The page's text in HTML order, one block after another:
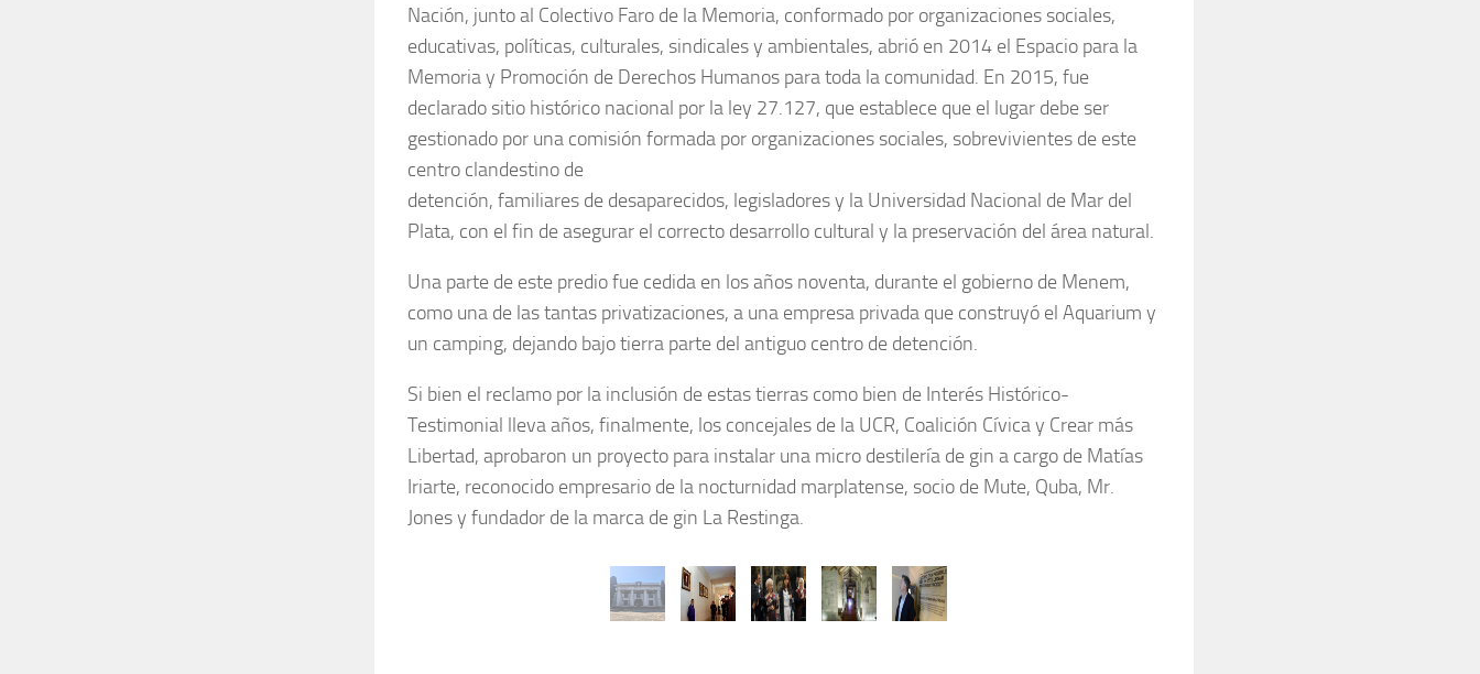
Nación, junto al Colectivo Faro de la Memoria, conformado por organizaciones sociales,
educativas, políticas, culturales, sindicales y ambientales, abrió en 2014 el Espacio para la
Memoria y Promoción de Derechos Humanos para toda la comunidad. En 2015, fue
declarado sitio histórico nacional por la ley 27.127, que establece que el lugar debe ser
gestionado por una comisión formada por organizaciones sociales, sobrevivientes de este
centro clandestino de
detención, familiares de desaparecidos, legisladores y la Universidad Nacional de Mar del
Plata, con el fin de asegurar el correcto desarrollo cultural y la preservación del área natural.
Una parte de este predio fue cedida en los años noventa, durante el gobierno de Menem,
como una de las tantas privatizaciones, a una empresa privada que construyó el Aquarium y
un camping, dejando bajo tierra parte del antiguo centro de detención.
Si bien el reclamo por la inclusión de estas tierras como bien de Interés Histórico-
Testimonial lleva años, finalmente, los concejales de la UCR, Coalición Cívica y Crear más
Libertad, aprobaron un proyecto para instalar una micro destilería de gin a cargo de Matías
Iriarte, reconocido empresario de la nocturnidad marplatense, socio de Mute, Quba, Mr.
Jones y fundador de la marca de gin La Restinga.